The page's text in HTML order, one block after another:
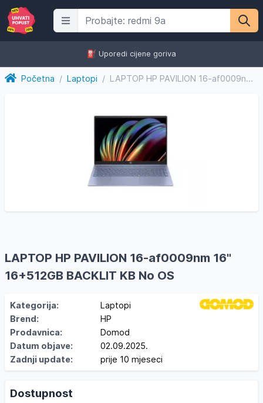
⛽️ Uporedi cijene goriva
Početna / Laptopi / LAPTOP HP PAVILION 16-af0009nm 16" 16+512GB BACKLIT KB No OS
LAPTOP HP PAVILION 16-af0009nm 16"
16+512GB BACKLIT KB No OS
Kategorija:
Laptopi
Brend:
HP
Prodavnica:
Domod
Datum objave:
02.09.2025.
Zadnji update:
prije 10 mjeseci
Dostupnost